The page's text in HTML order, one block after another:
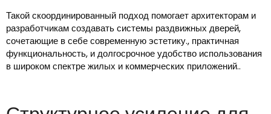
Такой скоординированный подход помогает архитекторам и
разработчикам создавать системы раздвижных дверей,
сочетающие в себе современную эстетику., практичная
функциональность, и долгосрочное удобство использования
в широком спектре жилых и коммерческих приложений..